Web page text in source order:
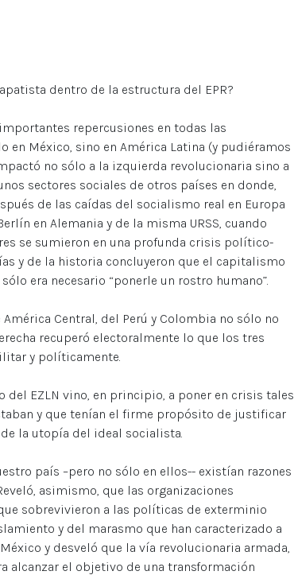
dentro de la estructura del EPR?
repercusiones en todas las
México, sino en América Latina (y pudiéramos
no sólo a la izquierda revolucionaria sino a
sectores sociales de otros países en donde,
de las caídas del socialismo real en Europa
en Alemania y de la misma URSS, cuando
se sumieron en una profunda crisis político-
y de la historia concluyeron que el capitalismo
era necesario “ponerle un rostro humano”.
Central, del Perú y Colombia no sólo no
recuperó electoralmente lo que los tres
y políticamente.
EZLN vino, en principio, a poner en crisis tales
y que tenían el firme propósito de justificar
la utopía del ideal socialista.
país –pero no sólo en ellos-- existían razones
asimismo, que las organizaciones
que sobrevivieron a las políticas de exterminio
y del marasmo que han caracterizado a
y desveló que la vía revolucionaria armada,
alcanzar el objetivo de una transformación